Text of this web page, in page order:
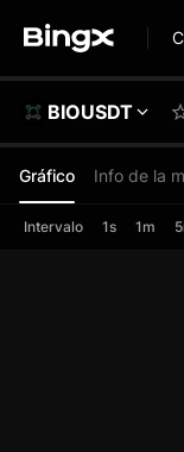
BIOUSDT
Gráfico Info de la
Intervalo 1s 1m